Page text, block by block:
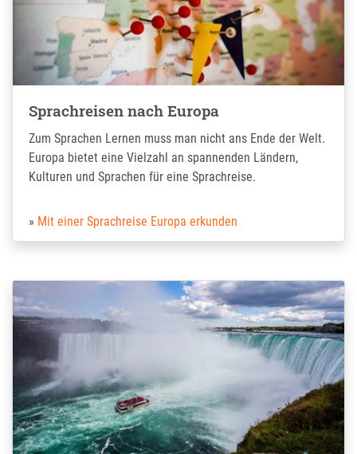
Sprachreisen nach Europa
Zum Sprachen Lernen muss man nicht ans Ende der Welt.
Europa bietet eine Vielzahl an spannenden Ländern,
Kulturen und Sprachen für eine Sprachreise.
Mit einer Sprachreise Europa erkunden